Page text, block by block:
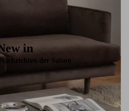
in
der Saison